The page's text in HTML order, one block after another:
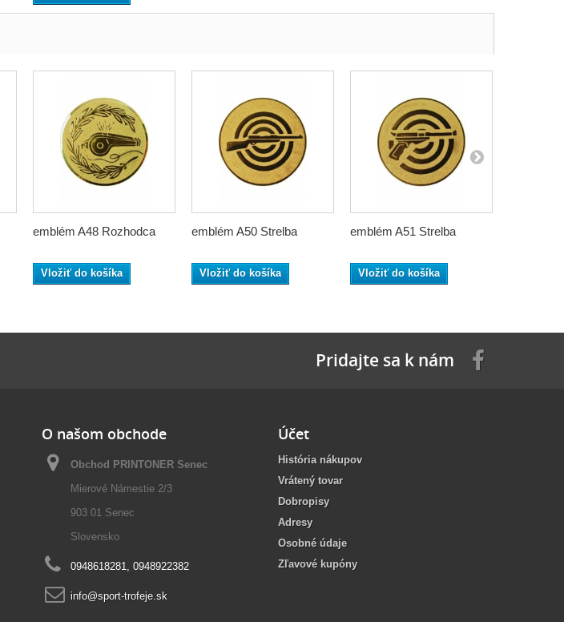
emblém A48 Rozhodca
Vložiť do košíka
emblém A50 Strelba
Vložiť do košíka
emblém A51 Strelba
Vložiť do košíka
Pridajte sa k nám
O našom obchode
Obchod PRINTONER Senec
Mierové Námestie 2/3
903 01 Senec
Slovensko
0948618281, 0948922382
info@sport-trofeje.sk
Účet
História nákupov
Vrátený tovar
Dobropisy
Adresy
Osobné údaje
Zľavové kupóny